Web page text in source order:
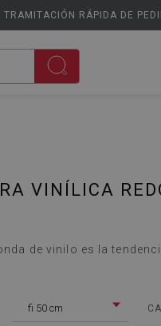
TRAMITACIÓN RÁPIDA DE
VINÍLICA
de vinilo es la
fi 50 cm